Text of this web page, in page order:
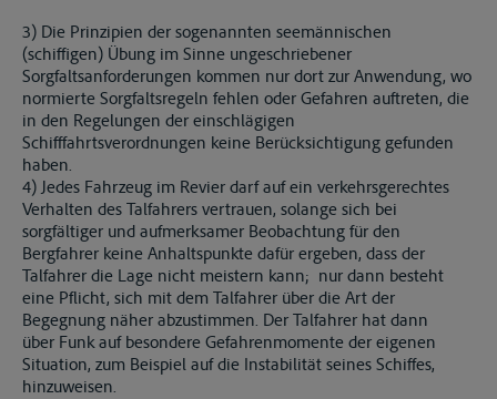
3) Die Prinzipien der sogenannten seemännischen
(schiffigen) Übung im Sinne ungeschriebener
Sorgfaltsanforderungen kommen nur dort zur Anwendung, wo
normierte Sorgfaltsregeln fehlen oder Gefahren auftreten, die
in den Regelungen der einschlägigen
Schifffahrtsverordnungen keine Berücksichtigung gefunden
haben.
4) Jedes Fahrzeug im Revier darf auf ein verkehrsgerechtes
Verhalten des Talfahrers vertrauen, solange sich bei
sorgfältiger und aufmerksamer Beobachtung für den
Bergfahrer keine Anhaltspunkte dafür ergeben, dass der
Talfahrer die Lage nicht meistern kann; nur dann besteht
eine Pflicht, sich mit dem Talfahrer über die Art der
Begegnung näher abzustimmen. Der Talfahrer hat dann
über Funk auf besondere Gefahrenmomente der eigenen
Situation, zum Beispiel auf die Instabilität seines Schiffes,
hinzuweisen.